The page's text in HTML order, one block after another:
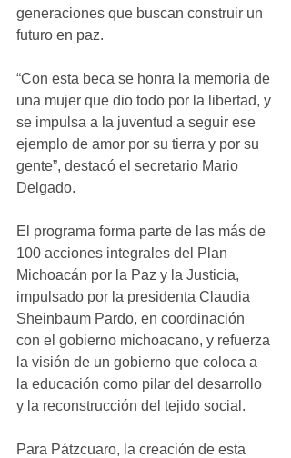
generaciones que buscan construir un
futuro en paz.
“Con esta beca se honra la memoria de
una mujer que dio todo por la libertad, y
se impulsa a la juventud a seguir ese
ejemplo de amor por su tierra y por su
gente”, destacó el secretario Mario
Delgado.
El programa forma parte de las más de
100 acciones integrales del Plan
Michoacán por la Paz y la Justicia,
impulsado por la presidenta Claudia
Sheinbaum Pardo, en coordinación
con el gobierno michoacano, y refuerza
la visión de un gobierno que coloca a
la educación como pilar del desarrollo
y la reconstrucción del tejido social.
Para Pátzcuaro, la creación de esta